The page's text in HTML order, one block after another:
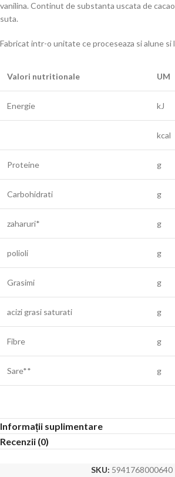
vanilina. Continut de substanta uscata de
suta.
Fabricat intr-o unitate ce proceseaza si alune si
Valori nutritionale UM
Energie kJ
kcal
Proteine g
Carbohidrati g
zaharuri* g
polioli g
Grasimi g
acizi grasi saturati g
Fibre g
Sare** g
Informații suplimentare
Recenzii (0)
SKU: 5941768000640